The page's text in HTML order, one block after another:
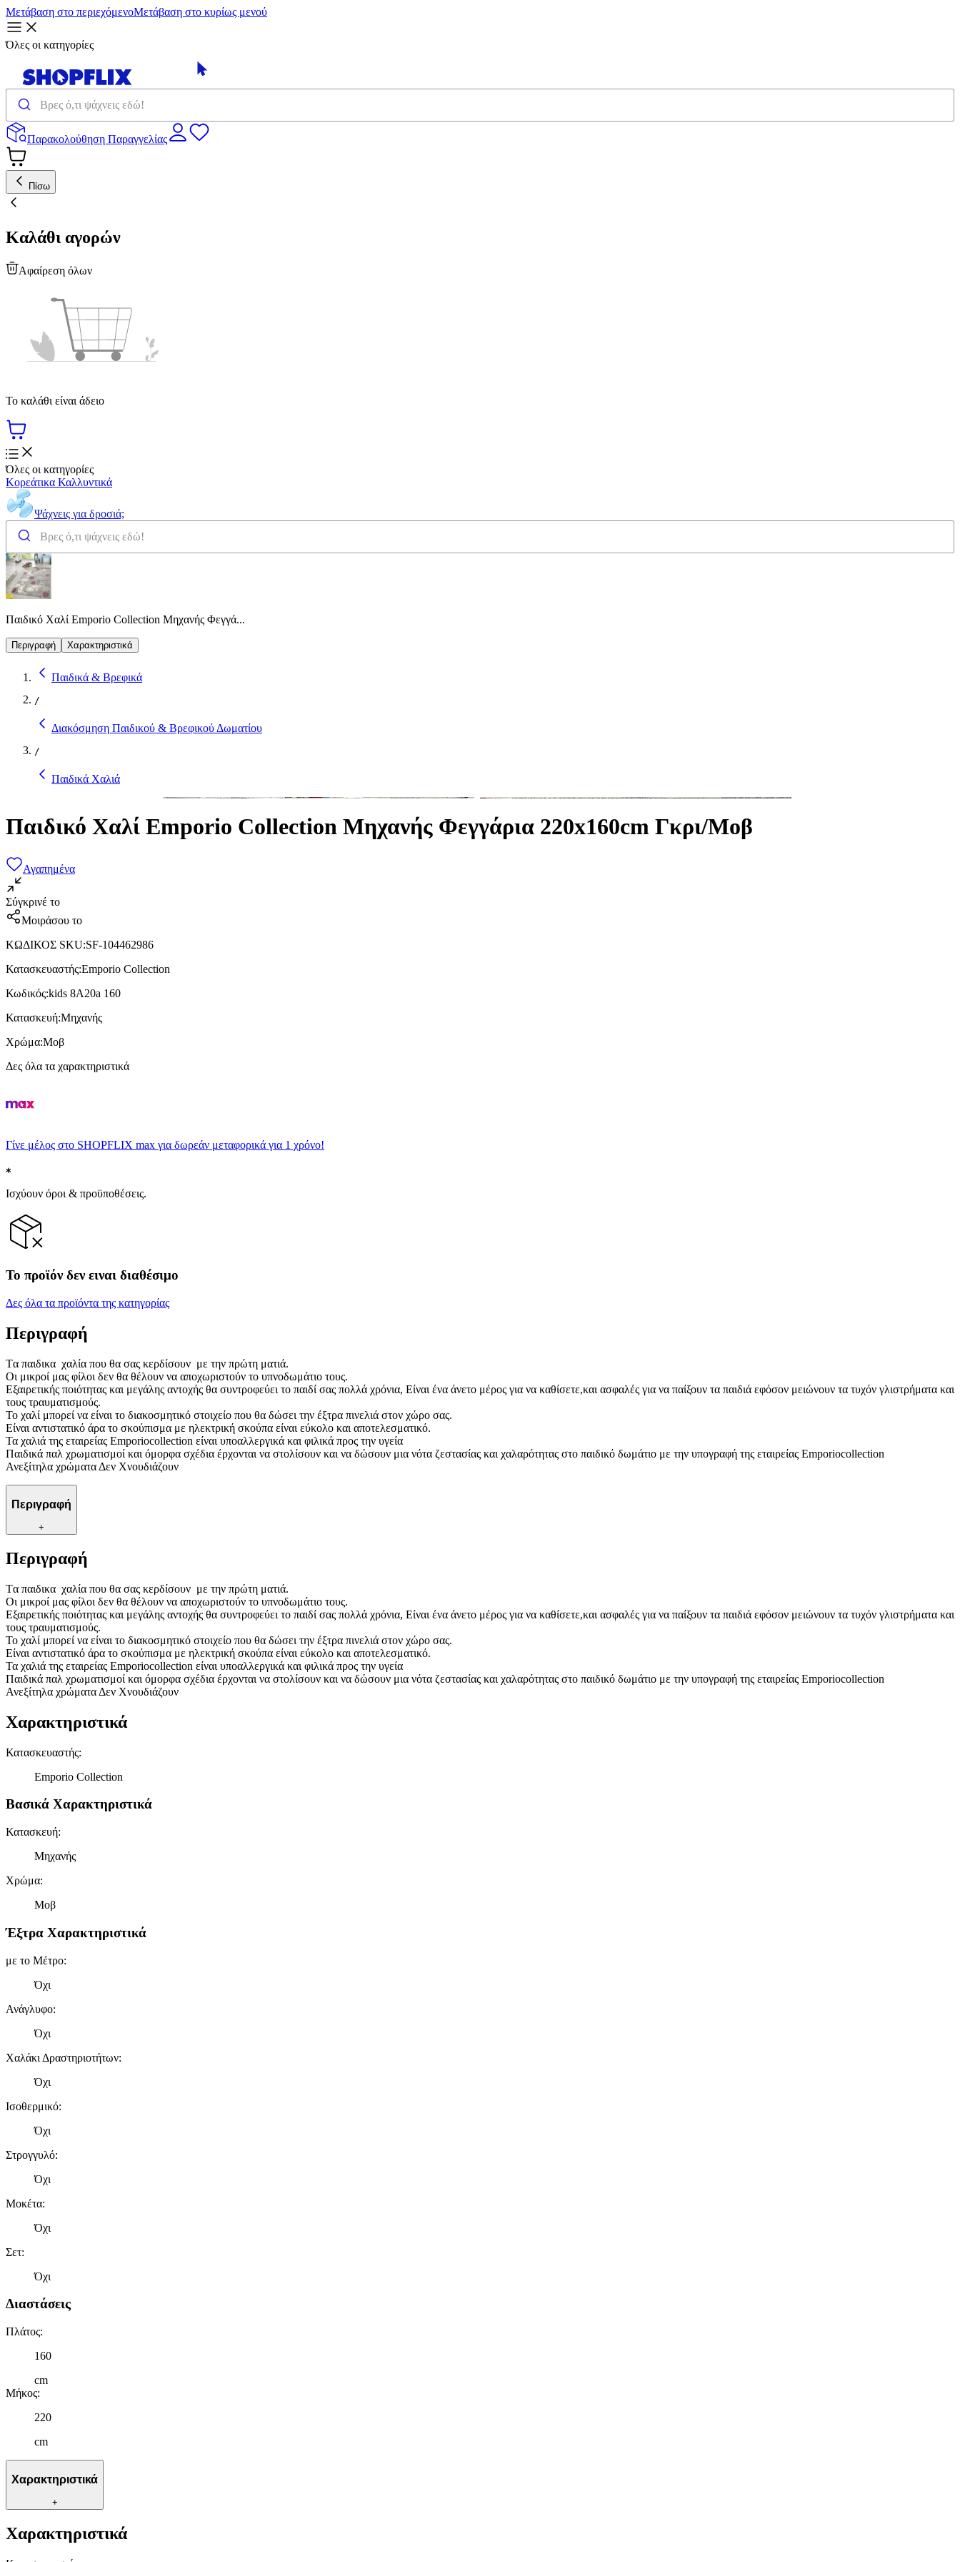
Μετάβαση στο περιεχόμενοΜετάβαση στο κυρίως μενού
Όλες οι κατηγορίες
Παρακολούθηση Παραγγελίας
Πίσω
Καλάθι αγορών
Αφαίρεση όλων
Το καλάθι είναι άδειο
Όλες οι κατηγορίες
Κορεάτικα Καλλυντικά
Ψάχνεις για δροσιά;
Παιδικό Χαλί Emporio Collection Μηχανής Φεγγά...
Περιγραφή Χαρακτηριστικά
Παιδικά & Βρεφικά
/
Διακόσμηση Παιδικού & Βρεφικού Δωματίου
/
Παιδικά Χαλιά
Παιδικό Χαλί Emporio Collection Μηχανής Φεγγάρια 220x160cm Γκρι/Μοβ
Αγαπημένα
Σύγκρινέ το
Μοιράσου το
ΚΩΔΙΚΟΣ SKU:SF-104462986
Κατασκευαστής:Emporio Collection
Κωδικός:kids 8A20a 160
Κατασκευή:Μηχανής
Χρώμα:Μοβ
Δες όλα τα χαρακτηριστικά
Γίνε μέλος στο SHOPFLIX max για δωρεάν μεταφορικά για 1 χρόνο!
Ισχύουν όροι & προϋποθέσεις.
Το προϊόν δεν ειναι διαθέσιμο
Δες όλα τα προϊόντα της κατηγορίας
Περιγραφή
Tα παιδικα χαλία που θα σας κερδίσουν με την πρώτη ματιά.
Οι μικροί μας φίλοι δεν θα θέλουν να αποχωριστούν το υπνοδωμάτιο τους.
Εξαιρετικής ποιότητας και μεγάλης αντοχής θα συντροφεύει το παιδί σας πολλά χρόνια, Είναι ένα άνετο μέρος για να καθίσετε,και ασφαλές για να παίξουν τα παιδιά εφόσον μειώνουν τα τυχόν γλιστρήματα και
τους τραυματισμούς.
Το χαλί μπορεί να είναι το διακοσμητικό στοιχείο που θα δώσει την έξτρα πινελιά στον χώρο σας.
Είναι αντιστατικό άρα το σκούπισμα με ηλεκτρική σκούπα είναι εύκολο και αποτελεσματικό.
Τα χαλιά της εταιρείας Emporiocollection είναι υποαλλεργικά και φιλικά προς την υγεία
Παιδικά παλ χρωματισμοί και όμορφα σχέδια έρχονται να στολίσουν και να δώσουν μια νότα ζεστασίας και χαλαρότητας στο παιδικό δωμάτιο με την υπογραφή της εταιρείας Emporiocollection
Ανεξίτηλα χρώματα Δεν Χνουδιάζουν
Περιγραφή
+
Περιγραφή
Tα παιδικα χαλία που θα σας κερδίσουν με την πρώτη ματιά.
Οι μικροί μας φίλοι δεν θα θέλουν να αποχωριστούν το υπνοδωμάτιο τους.
Εξαιρετικής ποιότητας και μεγάλης αντοχής θα συντροφεύει το παιδί σας πολλά χρόνια, Είναι ένα άνετο μέρος για να καθίσετε,και ασφαλές για να παίξουν τα παιδιά εφόσον μειώνουν τα τυχόν γλιστρήματα και
τους τραυματισμούς.
Το χαλί μπορεί να είναι το διακοσμητικό στοιχείο που θα δώσει την έξτρα πινελιά στον χώρο σας.
Είναι αντιστατικό άρα το σκούπισμα με ηλεκτρική σκούπα είναι εύκολο και αποτελεσματικό.
Τα χαλιά της εταιρείας Emporiocollection είναι υποαλλεργικά και φιλικά προς την υγεία
Παιδικά παλ χρωματισμοί και όμορφα σχέδια έρχονται να στολίσουν και να δώσουν μια νότα ζεστασίας και χαλαρότητας στο παιδικό δωμάτιο με την υπογραφή της εταιρείας Emporiocollection
Ανεξίτηλα χρώματα Δεν Χνουδιάζουν
Χαρακτηριστικά
Κατασκευαστής:
Emporio Collection
Βασικά Χαρακτηριστικά
Κατασκευή:
Μηχανής
Χρώμα:
Μοβ
Έξτρα Χαρακτηριστικά
με το Μέτρο:
Όχι
Ανάγλυφο:
Όχι
Χαλάκι Δραστηριοτήτων:
Όχι
Ισοθερμικό:
Όχι
Στρογγυλό:
Όχι
Μοκέτα:
Όχι
Σετ:
Όχι
Διαστάσεις
Πλάτος:
160
cm
Μήκος:
220
cm
Χαρακτηριστικά
+
Χαρακτηριστικά